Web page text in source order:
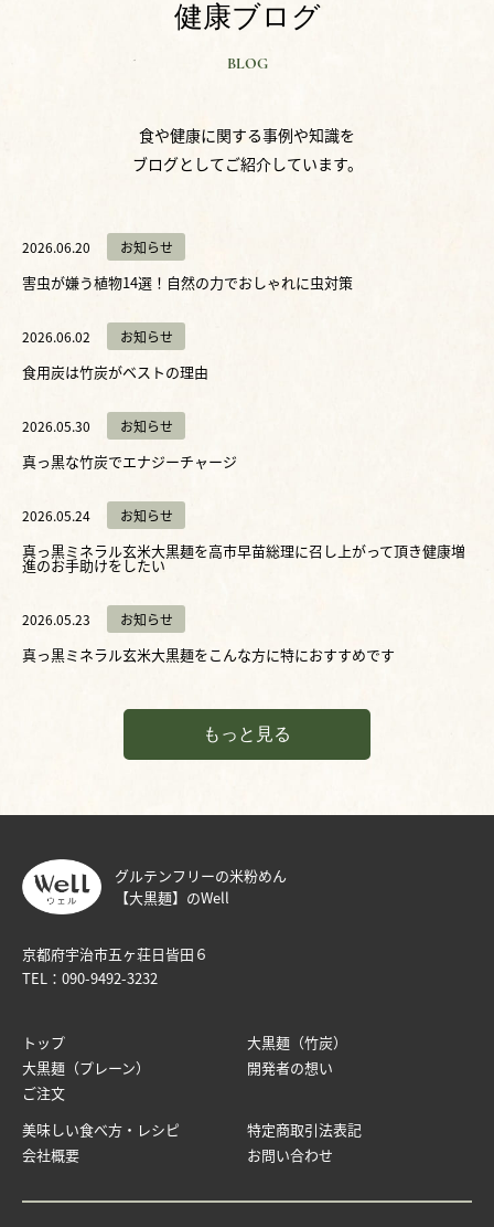
健康ブログ
BLOG
食や健康に関する事例や知識を
ブログとしてご紹介しています。
2026.06.20 お知らせ
害虫が嫌う植物14選！自然の力でおしゃれに虫対策
2026.06.02 お知らせ
食用炭は竹炭がベストの理由
2026.05.30 お知らせ
真っ黒な竹炭でエナジーチャージ
2026.05.24 お知らせ
真っ黒ミネラル玄米大黒麺を高市早苗総理に召し上がって頂き健康増
進のお手助けをしたい
2026.05.23 お知らせ
真っ黒ミネラル玄米大黒麺をこんな方に特におすすめです
もっと見る
グルテンフリーの米粉めん
【大黒麺】のWell
京都府宇治市五ヶ荘日皆田６
TEL： 090-9492-3232
トップ
大黒麺（竹炭）
大黒麺（プレーン）
開発者の想い
ご注文
美味しい食べ方・レシピ
特定商取引法表記
会社概要
お問い合わせ